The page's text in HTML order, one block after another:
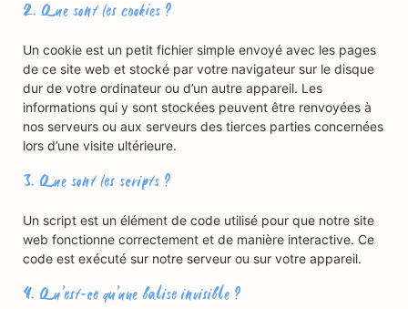
2. Que sont les cookies ?
Un cookie est un petit fichier simple envoyé avec les pages
de ce site web et stocké par votre navigateur sur le disque
dur de votre ordinateur ou d’un autre appareil. Les
informations qui y sont stockées peuvent être renvoyées à
nos serveurs ou aux serveurs des tierces parties concernées
lors d’une visite ultérieure.
3. Que sont les scripts ?
Un script est un élément de code utilisé pour que notre site
web fonctionne correctement et de manière interactive. Ce
code est exécuté sur notre serveur ou sur votre appareil.
4. Qu’est-ce qu’une balise invisible ?